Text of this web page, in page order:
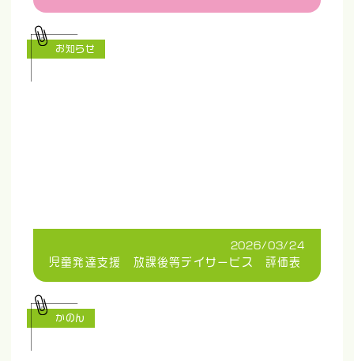
2026/03/24
児童発達支援 放課後等デイサービス 評価表
お知らせ
かのん